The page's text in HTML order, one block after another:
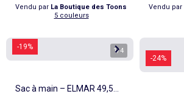
Vendu par La Boutique des Toons
5 couleurs
Vendu par
-19% 1/4
Sac à main – ELMAR 49,5
-24%